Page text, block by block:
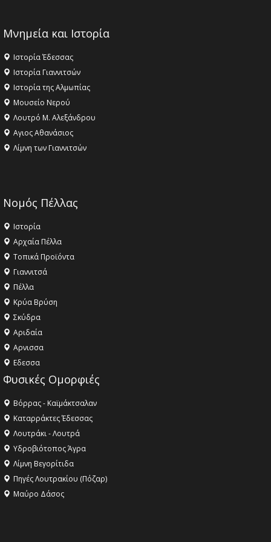
Μνημεία και Ιστορία
Ιστορία Έδεσσας
Ιστορία Γιαννιτσών
Ιστορία της Αλμωπίας
Μουσείο Νερού
Λουτρό Μ. Αλεξάνδρου
Αγιος Αθανάσιος
Λίμνη των Γιαννιτσών
Νομός Πέλλας
Ιστορία
Αρχαία Πέλλα
Τοπικά Προϊόντα
Γιαννιτσά
Πέλλα
Κρύα Βρύση
Σκύδρα
Αριδαία
Aρνισσα
Eδεσσα
Φυσικές Ομορφιές
Βόρρας - Καϊμάκτσαλαν
Καταρράκτες Έδεσσας
Λουτράκι - Λουτρά
Υδροβιότοπος Άγρα
Λίμνη Βεγορίτιδα
Πηγές Λουτρακίου (Πόζαρ)
Μαύρο Δάσος